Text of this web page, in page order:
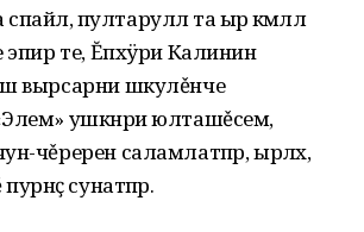
пултаруллӑ та ырӑ кӑмӑллӑ
эпир те, Ĕпхÿри Калинин
вырсарни шкулěнче
ушкӑнри юлташěсем,
чěререн саламлатпӑр, ырлӑх,
сунатпӑр.